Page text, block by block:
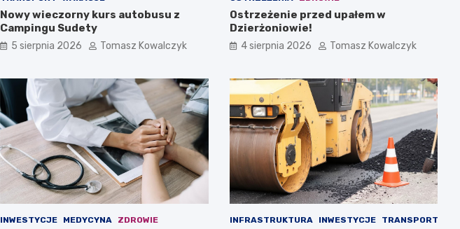
Nowy wieczorny kurs autobusu z
Campingu Sudety
5 sierpnia 2026 Tomasz Kowalczyk
Ostrzeżenie przed upałem w
Dzierżoniowie!
4 sierpnia 2026 Tomasz Kowalczyk
INWESTYCJE MEDYCYNA ZDROWIE INFRASTRUKTURA INWESTYCJE TRANSPORT